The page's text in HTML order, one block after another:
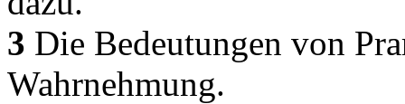
3 Die Bedeutungen von
Wahrnehmung.